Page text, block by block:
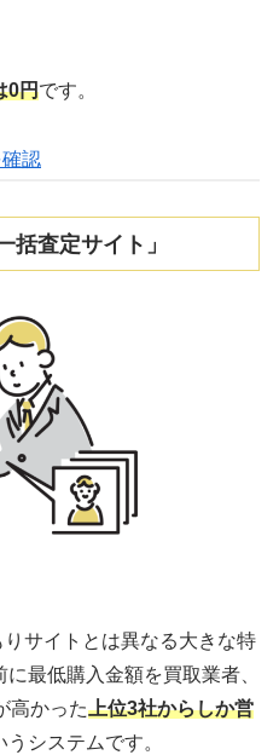
0円です。
認
括査定サイト」
サイトとは異なる大きな特
最低購入金額を買取業者、
高かった上位3社からしか営
うシステムです。